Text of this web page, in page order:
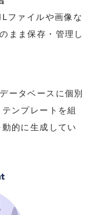
ファイルや画像な
まま保存・管理し
ータベースに個別
ンプレートを組
的に生成してい